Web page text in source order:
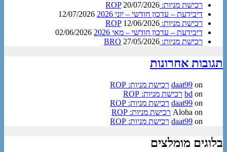
רכישת מניות: ROP 20/07/2026
דיבידעת – עדכון חודשי – יוני 2026
12/07/2026
רכישת מניות: ROP 12/06/2026
דיבידעת – עדכון חודשי – מאי 2026
02/06/2026
רכישת מניות: BRO 27/05/2026
תגובות אחרונות
daat99 on
רכישת מניות: ROP
bd on
רכישת מניות: ROP
daat99 on
רכישת מניות: ROP
Aloha on
רכישת מניות: ROP
daat99 on רכישת מניות: ROP
בלוגים מומלצים